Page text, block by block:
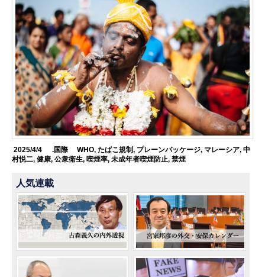
2025/4/4 .国際 WHO, たばこ規制, プレーンパッケージ, マレーシア, 中
村悦二,健康,公衆衛生,喫煙率,未成年者喫煙防止,禁煙
人気連載